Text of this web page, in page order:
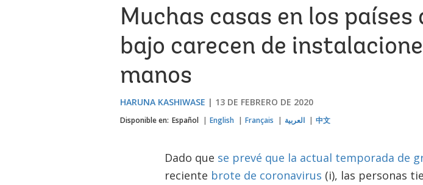
Muchas casas en los
bajo carecen de
manos
HARUNA KASHIWASE 13 DE FEBRERO DE 2020
Disponible en: Español English Français العربية 中文
Dado que se prevé que la actual temporada de
reciente brote de coronavirus (i), las personas